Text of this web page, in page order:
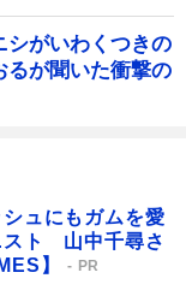
シがいわくつきの
が聞いた衝撃の
ュにもガムを愛
スト 山中千尋さ
】
PR